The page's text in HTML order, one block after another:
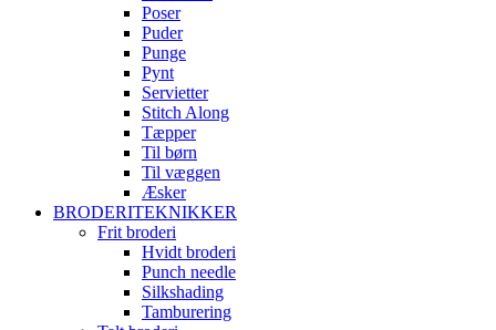
Poser
Puder
Punge
Pynt
Servietter
Stitch Along
Tæpper
Til børn
Til væggen
Æsker
BRODERITEKNIKKER
Frit broderi
Hvidt broderi
Punch needle
Silkshading
Tamburering